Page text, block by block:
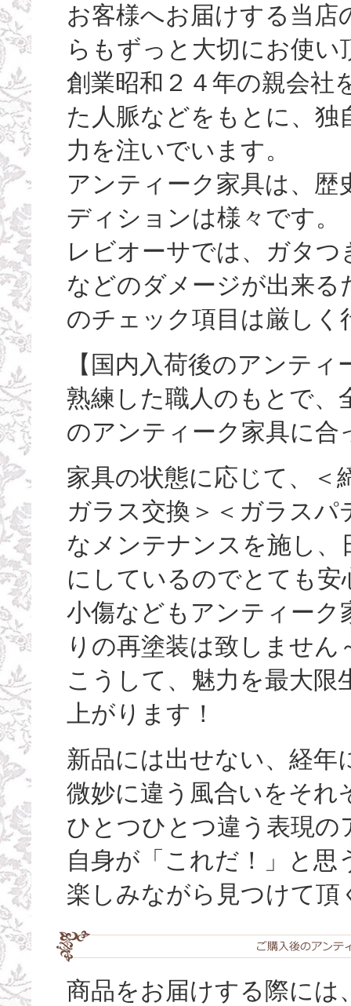
お客様へお届けする当
らもずっと大切にお使
創業昭和２４年の親会社
た人脈などをもとに、
力を注いでいます。
アンティーク家具は、
ディションは様々です。
レビオーサでは、ガタ
などのダメージが出来
のチェック項目は厳し
【国内入荷後のアンテ
熟練した職人のもとで
のアンティーク家具に
家具の状態に応じて、＜
ガラス交換＞＜ガラスパ
なメンテナンスを施し
にしているのでとても安
小傷などもアンティーク
りの再塗装は致しません
こうして、魅力を最大
上がります！
新品には出せない、経年
微妙に違う風合いをそれ
ひとつひとつ違う表現
自身が「これだ！」と
楽しみながら見つけて頂
商品をお届けする際には